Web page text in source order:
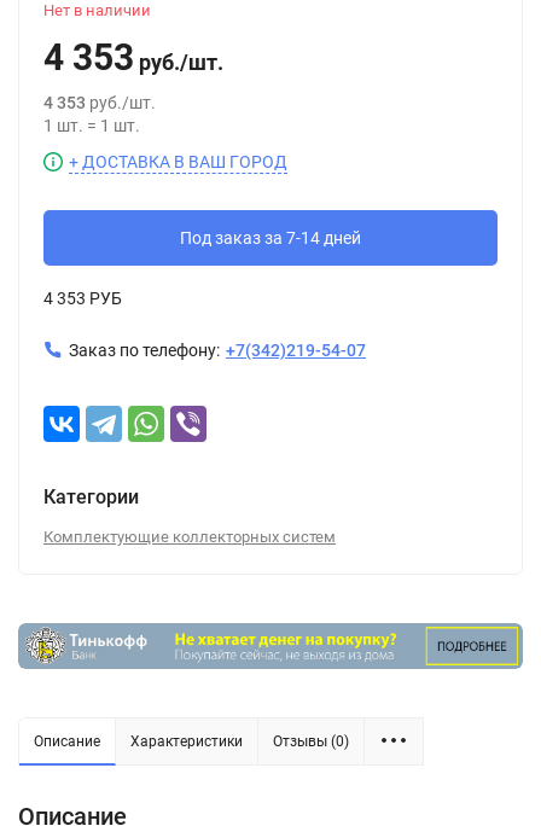
Нет в наличии
4 353 руб./шт.
4 353 руб./шт.
1 шт. = 1 шт.
+ ДОСТАВКА В ВАШ ГОРОД
Под заказ за 7-14 дней
4 353 РУБ
Заказ по телефону: +7(342)219-54-07
Категории
Комплектующие коллекторных систем
Описание Характеристики Отзывы (0)
Описание